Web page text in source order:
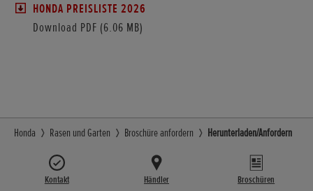
HONDA PREISLISTE 2026
Download PDF (6.06 MB)
Honda Rasen und Garten Broschüre anfordern Herunterladen/Anfordern
Kontakt Händler Broschüren